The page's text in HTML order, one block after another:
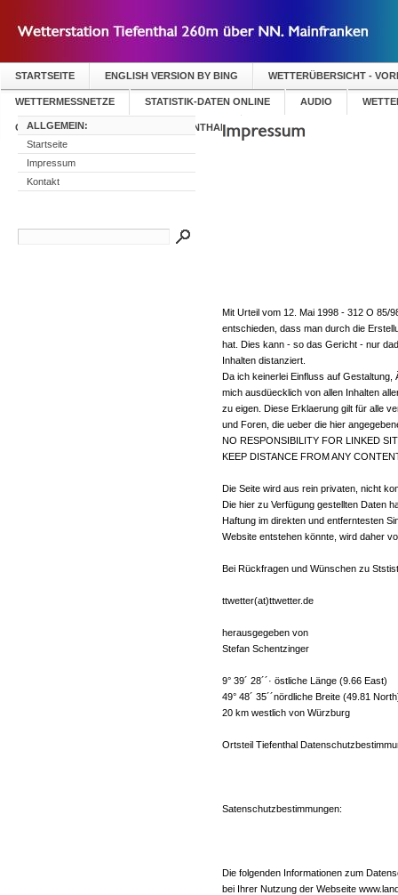
STARTSEITE ENGLISH VERSION BY BING WETTERÜBERSICHT -
WETTERMESSNETZE STATISTIK-DATEN ONLINE AUDIO
GÄSTEBUCH WETTERSTATION TIEFENTHAL
ALLGEMEIN:
Startseite
Impressum
Kontakt
Mit Urteil vom 12. Mai 1998 - 312 O 85/
entschieden, dass man durch die
hat. Dies kann - so das Gericht - nur
Inhalten distanziert.
Da ich keinerlei Einfluss auf Gestaltung,
mich ausdüecklich von allen Inhalten
zu eigen. Diese Erklaerung gilt für alle
und Foren, die ueber die hier
NO RESPONSIBILITY FOR LINKED
KEEP DISTANCE FROM ANY
Die Seite wird aus rein privaten, nicht
Die hier zu Verfügung gestellten Daten
Haftung im direkten und entferntesten
Website entstehen könnte, wird daher
Bei Rückfragen und Wünschen zu
ttwetter(at)ttwetter.de
herausgegeben von
Stefan Schentzinger
9° 39´ 28´´· östliche Länge (9.66 East)
49° 48´ 35´´nördliche Breite (49.81
20 km westlich von Würzburg
Ortsteil Tiefenthal
Satenschutzbestimmungen:
Die folgenden Informationen zum
bei Ihrer Nutzung der Webseite